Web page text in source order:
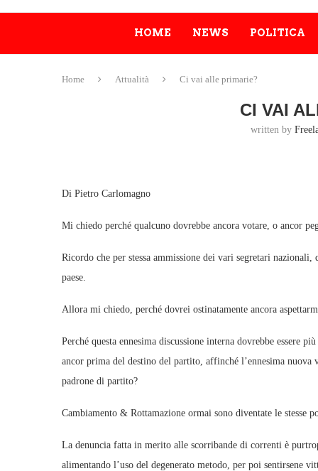
HOME NEWS POLITICA
Home Attualità Ci vai alle primarie?
CI VAI
written by
Di Pietro Carlomagno
Mi chiedo perché qualcuno dovrebbe ancora votare, o ancor
Ricordo che per stessa ammissione dei vari segretari
paese.
Allora mi chiedo, perché dovrei ostinatamente ancora
Perché questa ennesima discussione interna dovrebbe essere
ancor prima del destino del partito, affinché l’ennesima nuova
padrone di partito?
Cambiamento & Rottamazione ormai sono diventate le stesse
La denuncia fatta in merito alle scorribande di correnti è
alimentando l’uso del degenerato metodo, per poi sentirsene